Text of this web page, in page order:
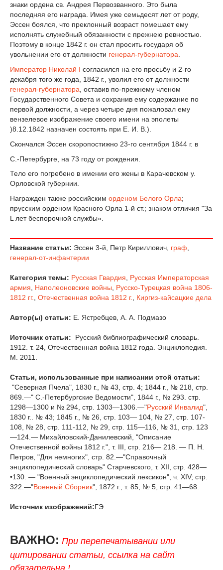
знаки ордена св. Андрея Первозванного. Это была
последняя его награда. Имея уже семьдесят лет от роду,
Эссен боялся, что преклонный возраст помешает ему
исполнять служебный обязанности с прежнею ревностью.
Поэтому в конце 1842 г. он стал просить государя об
увольнении его от должности генерал-губернатора.
Император Николай I согласился на его просьбу и 2-го
декабря того же года, 1842 г., уволил его от должности
генерал-губернатора , оставив по-прежнему членом
Государственного Совета и сохранив ему содержание по
первой должности, а через четыре дня пожаловал ему
вензелевое изображение своего имени на эполеты
)8.12.1842 назначен состоять при Е. И. В.).
Скончался Эссен скоропостижно 23-го сентября 1844 г. в
С.-Петербурге, на 73 году от рождения.
Тело его погребено в имении его жены в Карачевском у.
Орловской губернии.
Награжден также российским орденом Белого Орла;
прусским орденом Красного Орла 1-й ст.; знаком отличия "За
L лет беспорочной службы».
Название статьи: Эссен 3-й, Петр Кириллович, граф
генерал-от-инфантерии
Категория темы: Русская Гвардия
Русская Императорская
армия
Наполеоновские войны
Русско-Турецкая война 1806-
1812 гг.
Отечественная война 1812 г. Киргиз-кайсацкие дела
Автор(ы) статьи: Е. Ястребцев, А. А. Подмазо
Источник статьи:
Русский библиографический словарь.
1912. т. 24, Отечественная война 1812 года. Энциклопедия.
М. 2011.
Статьи, использованные при написании этой статьи:
"Северная Пчела", 1830 г., № 43, стр. 4; 1844 г., № 218, стр.
869.—" С.-Петербургские Ведомости", 1844 г., № 293. стр.
1298—1300 и № 294, стр. 1303—1306.—"Русский Инвалид",
1830 г.. № 43; 1845 г., № 26, стр. 103— 104, № 27, стр. 107-
108, № 28, стр. 111-112, № 29, стр. 115—116, № 31, стр. 123
—124.— Михайловский-Данилевский, "Описание
Отечественной войны 1812 г.", т. III, стр. 216— 218. — П. Н.
Петров, "Для немногих", стр. 82.—"Справочный
энциклопедический словарь" Старчевского, т. XII, стр. 428—
•130. — "Военный энциклопедический лексикон", ч. XIV; стр.
322.—"Военный Сборник", 1872 г., т. 85, № 5, стр. 41—68.
Источник изображений:ГЭ
ВАЖНО: При перепечатывании или
цитировании статьи, ссылка на сайт
обязательна !